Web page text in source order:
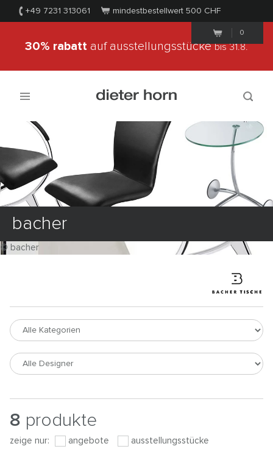
+49 7231 313061 mindestbestellwert 500 CHF
0
30% rabatt auf ausstellungsstückebis 31.8.
bacher
© bacher
8 produkte
zeige nur: angebote ausstellungsstücke